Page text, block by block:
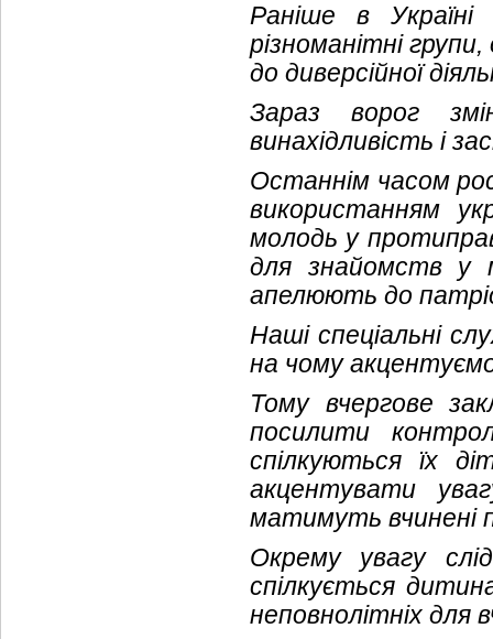
Раніше в Україні
різноманітні
до диверсійної
Зараз ворог
винахідливість і
Останнім часом
використанням
молодь у
для знайомств у
апелюють до
Наші спеціальні
на чому
Тому вчергове
посилити
спілкуються їх
акцентувати
матимуть вчинені
Окрему увагу
спілкується
неповнолітніх для